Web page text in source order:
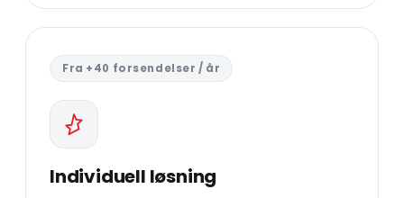
Fra +40 forsendelser / år
Individuell løsning